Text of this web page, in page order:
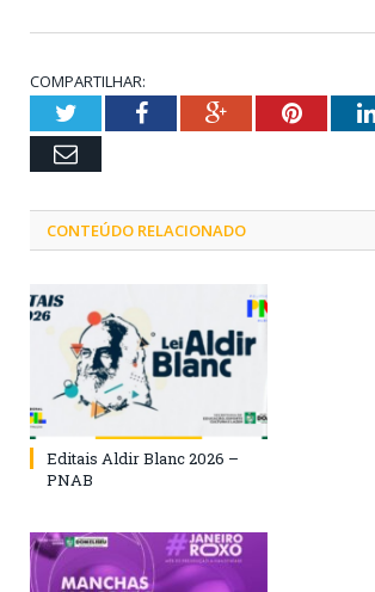
COMPARTILHAR:
TwitterFacebookGoogle+
Email
CONTEÚDO RELACIONADO
Editais Aldir Blanc 2026 –
PNAB